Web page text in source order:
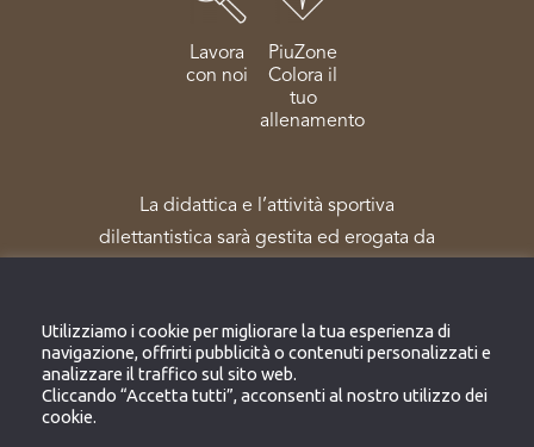
Lavora
con noi
PiuZone
Colora il
tuo
allenamento
La didattica e l’attività sportiva
dilettantistica sarà gestita ed erogata da
172303
Utilizziamo i cookie per migliorare la tua esperienza di
navigazione, offrirti pubblicità o contenuti personalizzati e
analizzare il traffico sul sito web.
Cliccando “Accetta tutti”, acconsenti al nostro utilizzo dei
cookie.